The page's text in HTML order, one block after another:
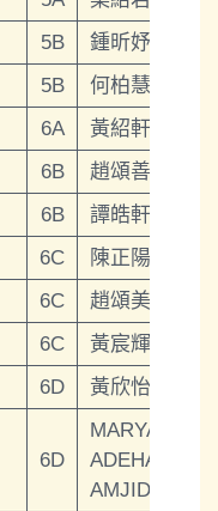
5B
鍾昕妤
5B
何柏慧
6A
黃紹軒
6B
趙頌善
6B
譚皓軒
6C
陳正陽
6C
趙頌美
6C
黃宸輝
6D 黃欣怡
6D
MARYAM
ADEHA
AMJID